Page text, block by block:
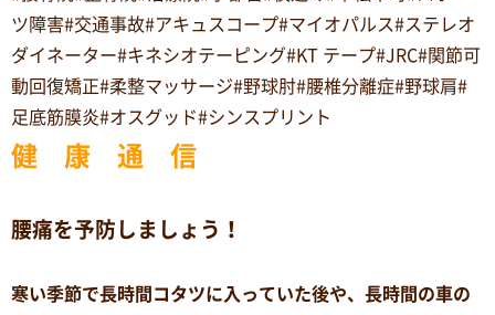
ツ障害#交通事故#アキュスコープ#マイオパルス#ステレオ
ダイネーター#キネシオテーピング#KT テープ#JRC#関節可
動回復矯正#柔整マッサージ#野球肘#腰椎分離症#野球肩#
足底筋膜炎#オスグッド#シンスプリント
健 康 通 信
腰痛を予防しましょう！
寒い季節で長時間コタツに入っていた後や、長時間の車の